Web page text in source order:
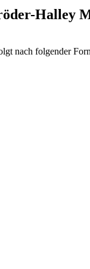
Halley
nach folgender